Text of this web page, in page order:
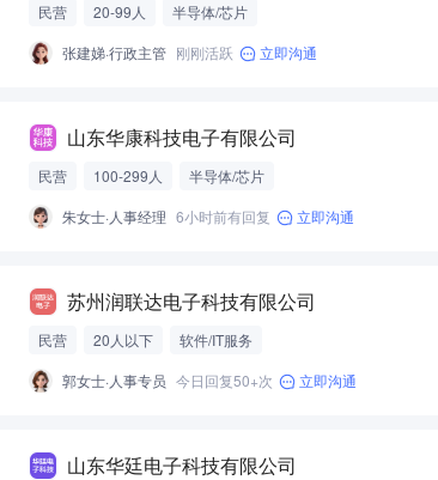
民营 20-99人
半导体/芯片
张建娣·行政主管 刚刚活跃 立即沟通
山东华康科技电子有限公司
民营 100-299人
半导体/芯片
朱女士·人事经理 6小时前有回复 立即沟通
苏州润联达电子科技有限公司
民营 20人以下
软件/IT服务
郭女士·人事专员 今日回复50+次 立即沟通
山东华廷电子科技有限公司